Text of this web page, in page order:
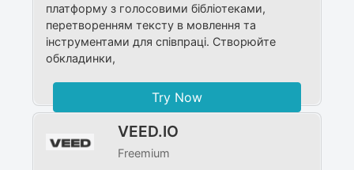
платформу з голосовими бібліотеками,
перетворенням тексту в мовлення та
інструментами для співпраці. Створюйте
обкладинки,
Try Now
VEED.IO
Freemium